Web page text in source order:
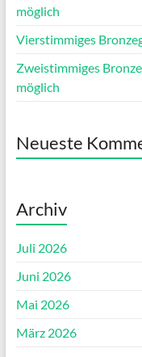
möglich
Vierstimmiges
Zweistimmiges
möglich
Neueste
Archiv
Juli 2026
Juni 2026
Mai 2026
März 2026